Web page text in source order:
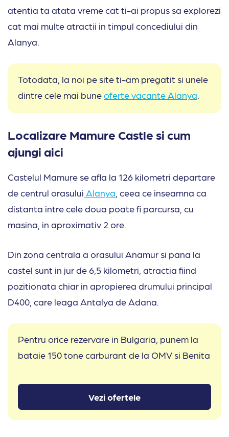
atentia ta atata vreme cat ti-ai propus sa explorezi
cat mai multe atractii in timpul concediului din
Alanya.
Totodata, la noi pe site ti-am pregatit si unele
dintre cele mai buneoferte vacante Alanya
Localizare Mamure Castle si cum
ajungi aici
Castelul Mamure se afla la 126 kilometri departare
de centrul orasului Alanya , ceea ce inseamna ca
distanta intre cele doua poate fi parcursa, cu
masina, in aproximativ 2 ore.
Din zona centrala a orasului Anamur si pana la
castel sunt in jur de 6,5 kilometri, atractia fiind
pozitionata chiar in apropierea drumului principal
D400, care leaga Antalya de Adana.
Pentru orice rezervare in Bulgaria, punem la
bataie 150 tone carburant de la OMV si Benita
Vezi ofertele